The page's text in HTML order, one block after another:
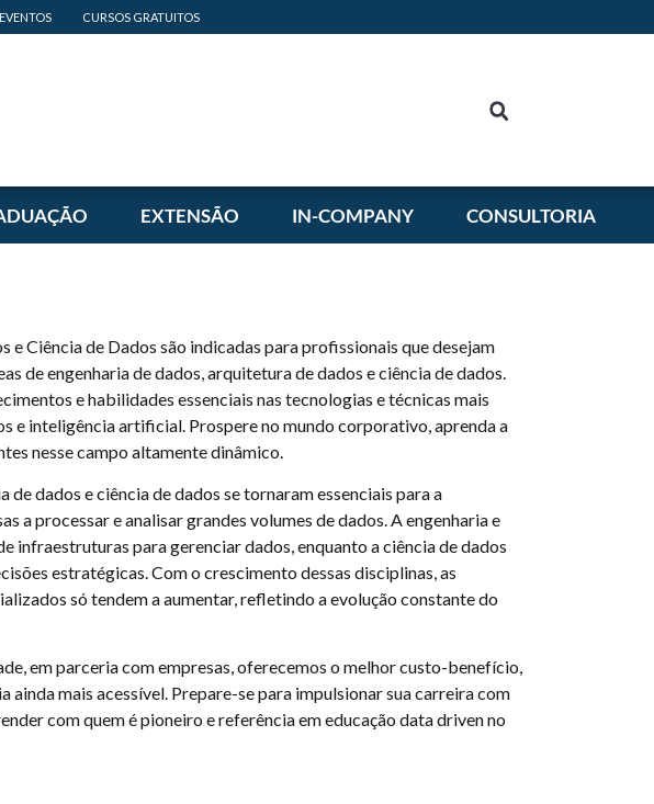
EVENTOS CURSOS GRATUITOS
EXTENSÃO IN-COMPANY CONSULTORIA
e Ciência de Dados são indicadas para profissionais que desejam
de engenharia de dados, arquitetura de dados e ciência de dados.
e habilidades essenciais nas tecnologias e técnicas mais
e inteligência artificial. Prospere no mundo corporativo, aprenda a
nesse campo altamente dinâmico.
de dados e ciência de dados se tornaram essenciais para a
a processar e analisar grandes volumes de dados. A engenharia e
infraestruturas para gerenciar dados, enquanto a ciência de dados
estratégicas. Com o crescimento dessas disciplinas, as
só tendem a aumentar, refletindo a evolução constante do
em parceria com empresas, oferecemos o melhor custo-benefício,
ainda mais acessível. Prepare-se para impulsionar sua carreira com
com quem é pioneiro e referência em educação data driven no